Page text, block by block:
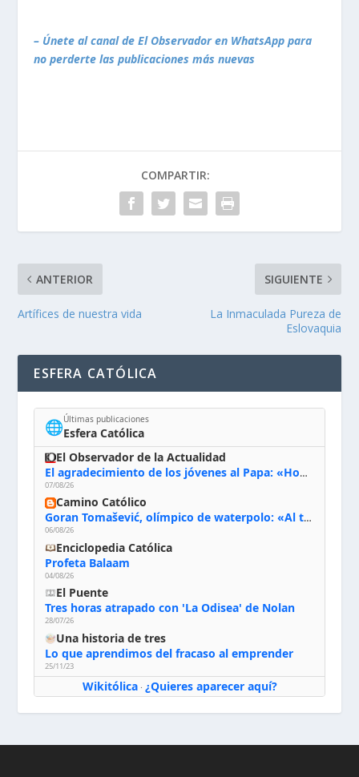
– Únete al canal de El Observador en WhatsApp para
no perderte las publicaciones más nuevas
COMPARTIR:
ANTERIOR
Artífices de nuestra vida
SIGUIENTE
La Inmaculada Pureza de
Eslovaquia
ESFERA CATÓLICA
🌐Últimas publicaciones
Esfera Católica
El Observador de la Actualidad
El agradecimiento de los jóvenes al Papa: «Hoy nos sentimos Iglesia»
07/08/26
Camino Católico
Goran Tomašević, olímpico de waterpolo: «Al terminar el Camino de Santiago entregué mi vida a Cristo; hablé con Dios y le dije: ‘Estoy listo; estoy a tu servicio. Puedo llevar lo que sea necesario para ti’»
06/08/26
Enciclopedia Católica
Profeta Balaam
04/08/26
El Puente
Tres horas atrapado con 'La Odisea' de Nolan
28/07/26
Una historia de tres
Lo que aprendimos del fracaso al emprender
25/11/23
Wikitólica· ¿Quieres aparecer aquí?